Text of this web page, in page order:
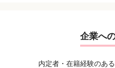
企業へ
内定者・在籍経験のあ